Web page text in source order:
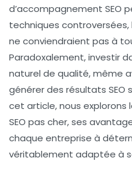
d’accompagnement SEO
techniques controversées,
ne conviendraient pas à
Paradoxalement, investir
naturel de qualité, même
générer des résultats SEO
cet article, nous
SEO pas cher, ses
chaque entreprise à
véritablement adaptée à